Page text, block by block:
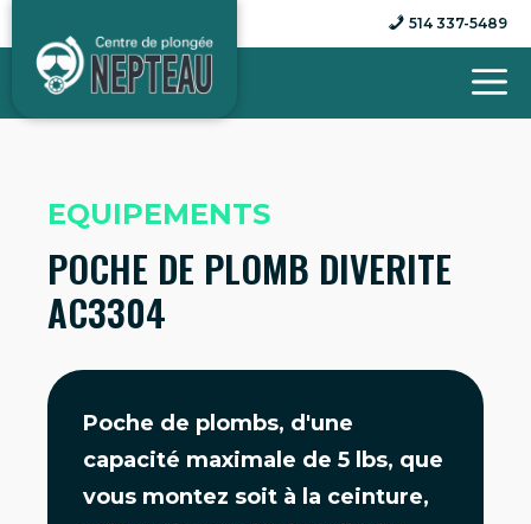
contenu
514 337-5489
EQUIPEMENTS
POCHE DE PLOMB DIVERITE
AC3304
Poche de plombs, d'une
capacité maximale de 5 lbs, que
vous montez soit à la ceinture,